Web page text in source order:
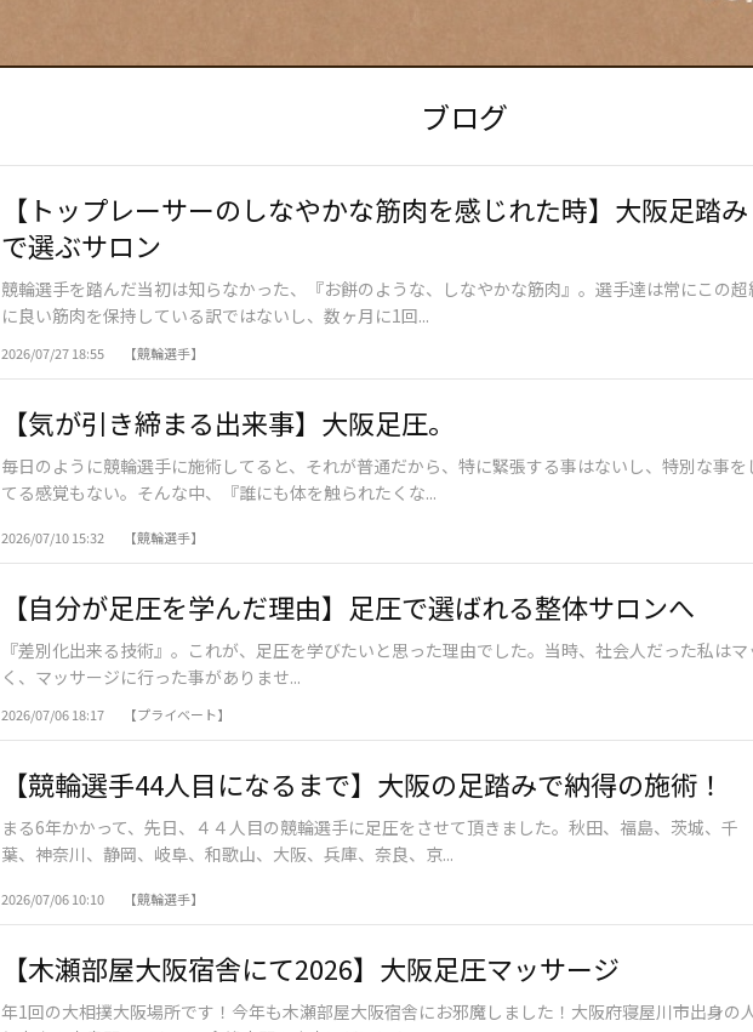
ブログ
【トップレーサーのしなやかな筋肉を感じれた時】大阪足踏み
で選ぶサロン
競輪選手を踏んだ当初は知らなかった、『お餅のような、しなやかな筋肉』。選手達は常にこの超
に良い筋肉を保持している訳ではないし、数ヶ月に1回...
2026/07/27 18:55 【競輪選手】
【気が引き締まる出来事】大阪足圧。
毎日のように競輪選手に施術してると、それが普通だから、特に緊張する事はないし、特別な事を
てる感覚もない。そんな中、『誰にも体を触られたくな...
2026/07/10 15:32 【競輪選手】
【自分が足圧を学んだ理由】足圧で選ばれる整体サロンへ
『差別化出来る技術』。これが、足圧を学びたいと思った理由でした。当時、社会人だった私は
く、マッサージに行った事がありませ...
2026/07/06 18:17 【プライベート】
【競輪選手44人目になるまで】大阪の足踏みで納得の施術！
まる6年かかって、先日、４４人目の競輪選手に足圧をさせて頂きました。秋田、福島、茨城、千
葉、神奈川、静岡、岐阜、和歌山、大阪、兵庫、奈良、京...
2026/07/06 10:10 【競輪選手】
【木瀬部屋大阪宿舎にて2026】大阪足圧マッサージ
年1回の大相撲大阪場所です！今年も木瀬部屋大阪宿舎にお邪魔しました！大阪府寝屋川市出身の人